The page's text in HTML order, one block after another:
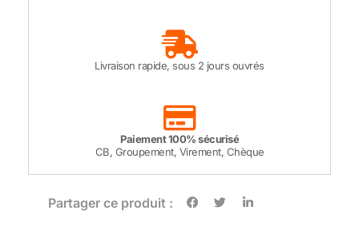
Livraison rapide, sous 2 jours ouvrés
Paiement 100% sécurisé
CB, Groupement, Virement, Chèque
Partager ce produit :